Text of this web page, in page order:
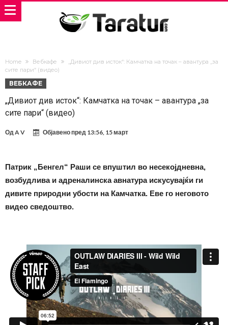
Home Вебкафе
„Дивиот див исток“: Камчатка на точак – авантура „за
сите пари“ (видео)
ВЕБКАФЕ
„Дивиот див исток“: Камчатка на точак – авантура „за
сите пари“ (видео)
ОдA V Објавено пред 13:56, 15 март
Патрик „Бенгел“ Раши се впуштил во несекојдневна,
возбудлива и адреналинска авнатура искусувајќи ги
дивите природни убости на Камчатка. Еве го неговото
видео сведоштво.